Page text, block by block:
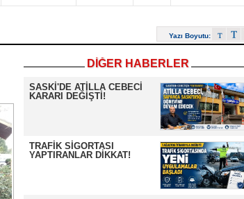
Yazı Boyutu:
DİĞER HABERLER
SASKİ'DE ATİLLA CEBECİ
KARARI DEĞİŞTİ!
TRAFİK SİGORTASI
YAPTIRANLAR DİKKAT!